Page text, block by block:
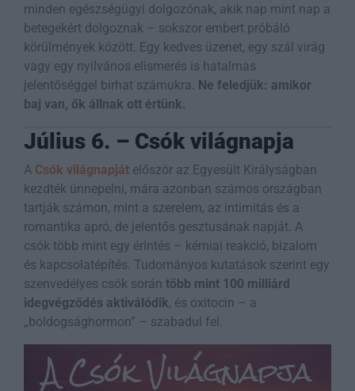
minden egészségügyi dolgozónak, akik nap mint nap a
betegekért dolgoznak – sokszor embert próbáló
körülmények között. Egy kedves üzenet, egy szál virág
vagy egy nyilvános elismerés is hatalmas
jelentőséggel bírhat számukra. Ne feledjük: amikor
baj van, ők állnak ott értünk.
Július 6. – Csók világnapja
A Csók világnapját először az Egyesült Királyságban
kezdték ünnepelni, mára azonban számos országban
tartják számon, mint a szerelem, az intimitás és a
romantika apró, de jelentős gesztusának napját. A
csók több mint egy érintés – kémiai reakció, bizalom
és kapcsolatépítés. Tudományos kutatások szerint egy
szenvedélyes csók során több mint 100 milliárd
idegvégződés aktiválódik, és oxitocin – a
„boldogsághormon” – szabadul fel.